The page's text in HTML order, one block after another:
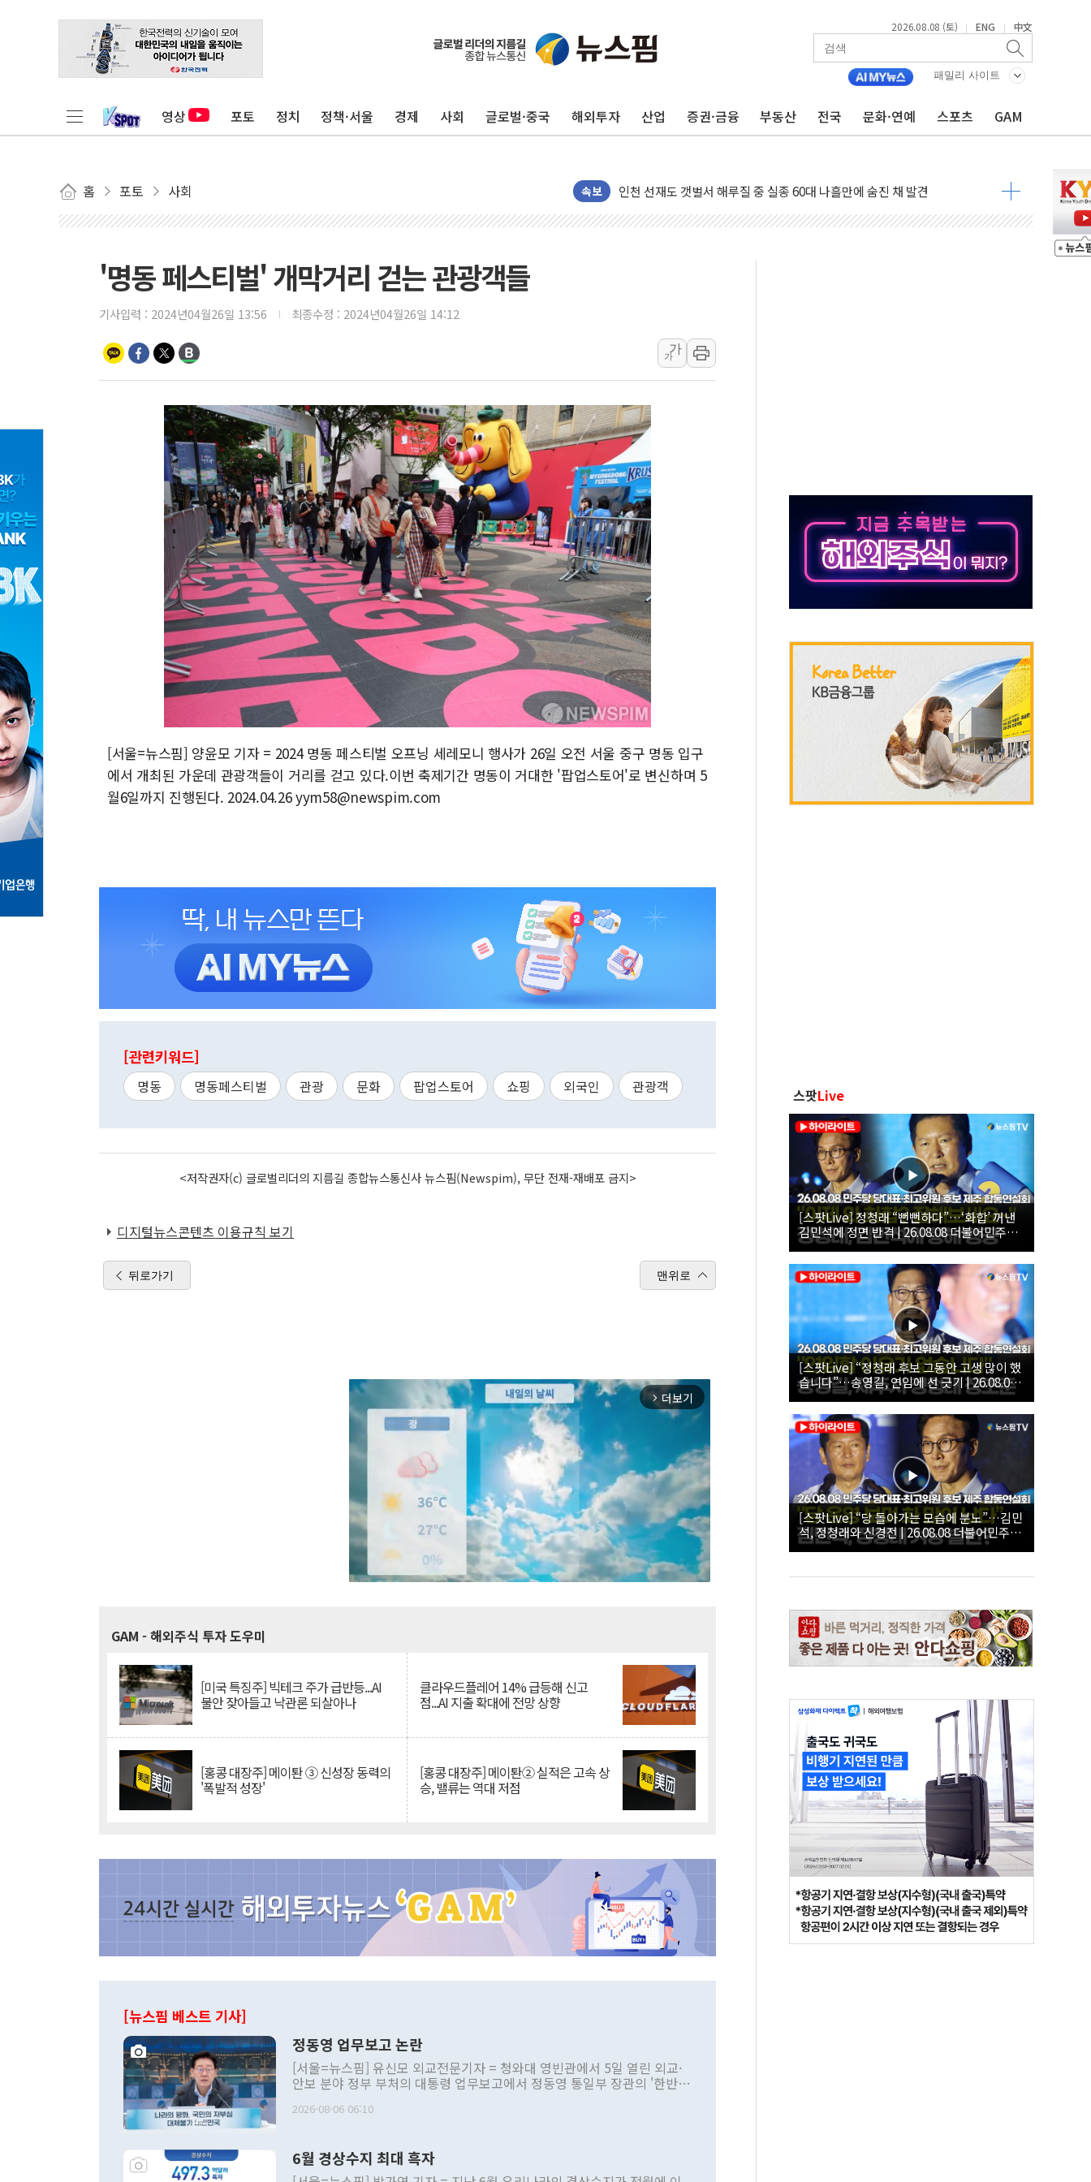
2026.08.08 (토) | ENG | 中文
패밀리 사이트
영상 포토 정치 정책·서울 경제 사회 글로벌·중국 해외투자 산업 증권·금융 부동산 전국 문화·연예 스포츠 GAM
홈 포토 사회 속보
여수 오동도 인근 해상서 모터보트 전복…1명 사망·1명 실종
인천 선재도 갯벌서 해루질 중 실종 60대 나흘만에 숨진 채 발견
인천서 말다툼 중 어머니 흉기 살해 10대 아들 체포
李대통령, ISA 개편 재검토 지시…與 "적극 환영"·野 "졸속 국정"
인제 용대리 계곡서 수위 상승으로 피서객 7명 고립…전원 구조
동해시, 11~14일 '별똥별 멍' 운영…페르세우스 유성우 관측
강원 중·남부 동해안 시간당 50mm 이상 폭우…호우경보 발효
청양 밭에서 일하던 90대 숨져…온열질환 여부 조사
폭염에 車 운전면허 기능시험 오전 집중 편성…체감온도 38도 넘으면 중단
李대통령, 'ISA·주가누르기 방지법' 전면 재검토 지시
'호우 특보' 경북 울진 시간당 20~30mm 강한 비...가뭄 해소될 듯
주말 무더위·열대야 지속…내륙 곳곳 소나기
오세훈 "용산공원 주택 검토, 민주당 스스로 원칙 뒤집는 것"
충북 주말 무더위 지속…청주·진천 35도, 곳곳 소나기
10월 보완수사권 폐지·공소청 출범…피해자들 '범죄 사각지대' 우려
'명동 페스티벌' 개막거리 걷는 관광객들
기사입력 : 2024년04월26일 13:56 최종수정 : 2024년04월26일 14:12
가
가
[서울=뉴스핌] 양윤모 기자 = 2024 명동 페스티벌 오프닝 세레모니 행사가 26일 오전 서울 중구 명동 입구
에서 개최된 가운데 관광객들이 거리를 걷고 있다.이번 축제기간 명동이 거대한 '팝업스토어'로 변신하며 5
월6일까지 진행된다. 2024.04.26 yym58@newspim.com
[관련키워드]
명동 명동페스티벌 관광 문화 팝업스토어 쇼핑 외국인 관광객
<저작권자(c) 글로벌리더의 지름길 종합뉴스통신사 뉴스핌(Newspim), 무단 전재-재배포 금지>
디지털뉴스콘텐츠 이용규칙 보기
뒤로가기 맨위로
arrow_forward_ios 더보기
GAM - 해외주식 투자 도우미
[미국 특징주] 빅테크 주가 급반등...AI
불안 잦아들고 낙관론 되살아나
클라우드플레어 14% 급등해 신고
점...AI 지출 확대에 전망 상향
[홍콩 대장주] 메이퇀 ③ 신성장 동력의
'폭발적 성장'
[홍콩 대장주] 메이퇀② 실적은 고속 상
승, 밸류는 역대 저점
[뉴스핌 베스트 기사]
정동영 업무보고 논란
[서울=뉴스핌] 유신모 외교전문기자 = 청와대 영빈관에서 5일 열린 외교·
안보 분야 정부 부처의 대통령 업무보고에서 정동영 통일부 장관의 '한반도
발언 중에는 정부 내 조율을 거치지 않은 사안을 정책으로 추진하겠다고 공
주의적 희망에 근거한 비현실적 구상'이라는 비판을 내놨다. 그동안 정 장
관의 대북 정책 관련 발언이 물의를 빚은 적은 여러 번 있지만 대통령과 유
2026-08-06 06:10
6월 경상수지 최대 흑자
스팟Live
[스팟Live] 정청래 “뻔뻔하다”…‘화합’ 꺼낸
김민석에 정면 반격 | 26.08.08 더불어민주당
당대표·최고위원 후보 제주 합동연설회
[스팟Live] “정청래 후보 그동안 고생 많이 했
습니다”…송영길, 연임에 선 긋기 | 26.08.08
더불어민주당 당대표·최고위원 후보 제주 합
동연설회
[스팟Live] “당 돌아가는 모습에 분노”…김민
석, 정청래와 신경전 | 26.08.08 더불어민주당
당대표·최고위원 후보 제주 합동연설회